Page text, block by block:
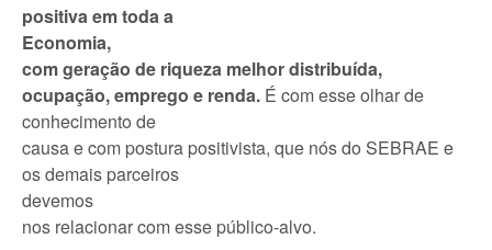
positiva em toda a
Economia,
com geração de riqueza melhor distribuída,
ocupação, emprego e renda. É com esse olhar de
conhecimento de
causa e com postura positivista, que nós do SEBRAE e
os demais parceiros
devemos
nos relacionar com esse público-alvo.